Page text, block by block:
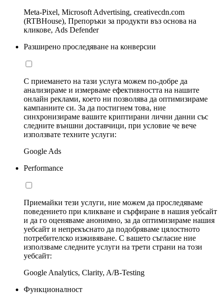
Meta-Pixel, Microsoft Advertising, creativecdn.com
(RTBHouse), Препоръки за продукти въз основа на
кликове, Ads Defender
Разширено проследяване на конверсии
С приемането на тази услуга можем по-добре да
анализираме и измерваме ефективността на нашите
онлайн реклами, което ни позволява да оптимизираме
кампаниите си. За да постигнем това, ние
синхронизираме вашите криптирани лични данни със
следните външни доставчици, при условие че вече
използвате техните услуги:
Google Ads
Performance
Приемайки тези услуги, ние можем да проследяваме
поведението при кликване и сърфиране в нашия уебсайт
и да го оценяваме анонимно, за да оптимизираме нашия
уебсайт и непрекъснато да подобряваме цялостното
потребителско изживяване. С вашето съгласие ние
използваме следните услуги на трети страни на този
уебсайт:
Google Analytics, Clarity, A/B-Testing
Функционалност